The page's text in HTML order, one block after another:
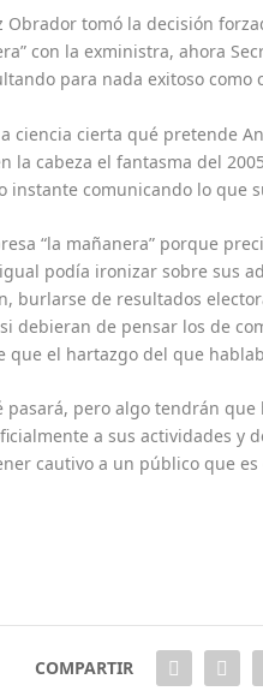
Obrador tomó la decisión
con la exministra, ahora
para nada exitoso como
ciencia cierta qué pretende
la cabeza el fantasma del
instante comunicando lo que
“la mañanera” porque
podía ironizar sobre sus
burlarse de resultados
debieran de pensar los de
que el hartazgo del que
pasará, pero algo tendrán
a sus actividades y
cautivo a un público que
COMPARTIR